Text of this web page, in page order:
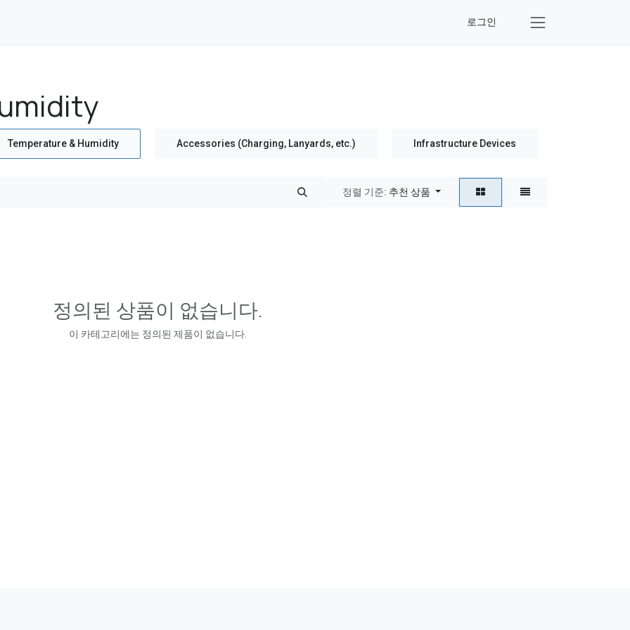
로그인
Temperature & Humidity Accessories (Charging, Lanyards, etc.) Infrastructure Devices
정렬 기준: 추천 상품
정의된 상품이 없습니다.
이 카테고리에는 정의된 제품이 없습니다.